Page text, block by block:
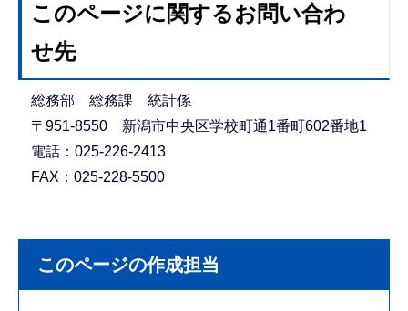
このページに関するお問い合わ
せ先
総務部 総務課 統計係
〒951-8550 新潟市中央区学校町通1番町602番地1
電話：025-226-2413
FAX：025-228-5500
このページの作成担当